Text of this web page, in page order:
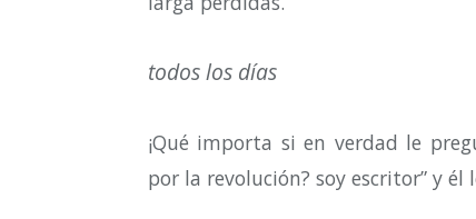
todos los días
¡Qué importa si en verdad le
por la revolución? soy escritor” y él